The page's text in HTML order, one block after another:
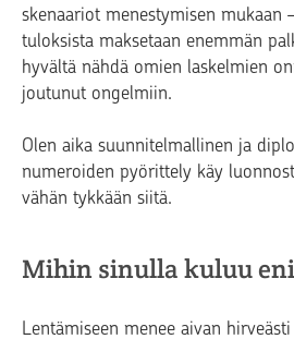
skenaariot menestymisen mukaan
tuloksista maksetaan enemmän
hyvältä nähdä omien laskelmien
joutunut ongelmiin.
Olen aika suunnitelmallinen ja
numeroiden pyörittely käy
vähän tykkään siitä.
Mihin sinulla kuluu
Lentämiseen menee aivan